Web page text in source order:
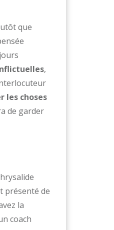
que
,
les choses
de garder
présenté de
la
coach